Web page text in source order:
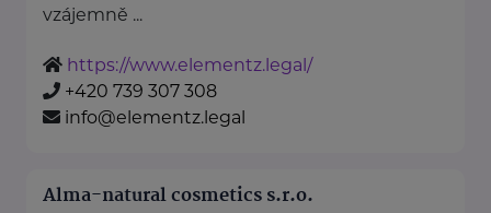
vzájemně ...
https://www.elementz.legal/
+420 739 307 308
info@elementz.legal
Alma-natural cosmetics s.r.o.